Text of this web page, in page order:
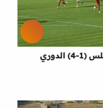
اهداف مباراة الاتحاد الليبي واهلي طرابلس (1-4) الدوري